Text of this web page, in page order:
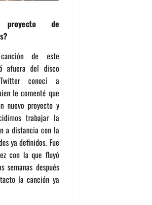
de
de este
afuera del disco
conocí a
le comenté que
nuevo proyecto y
trabajar la
a distancia con la
ya definidos. Fue
con la que fluyó
semanas después
la canción ya